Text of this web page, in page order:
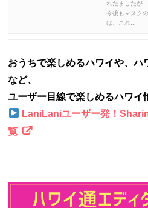
れたましたが
今後もマスク
は、これ...
おうちで楽しめるハワイや、ハ
など、
ユーザー目線で楽しめるハワイ
LaniLaniユーザー発！
覧